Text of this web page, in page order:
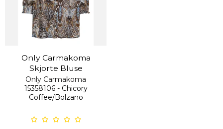
Only Carmakoma
Skjorte Bluse
Only Carmakoma
15358106 - Chicory
Coffee/Bolzano